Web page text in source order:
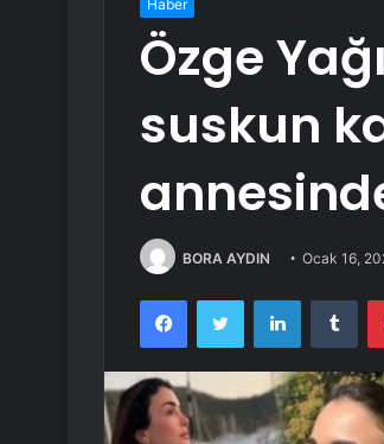
Haber
Özge
suskun
BORA AYDIN Ocak 16,
FacebookTwitter LinkedIn